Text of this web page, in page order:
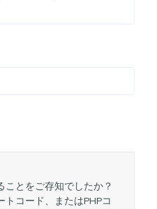
ことをご存知でしたか？
トコード、またはPHPコ